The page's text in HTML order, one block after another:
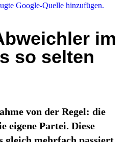
Google-Quelle hinzufügen.
im
so selten
von der Regel: die
eigene Partei. Diese